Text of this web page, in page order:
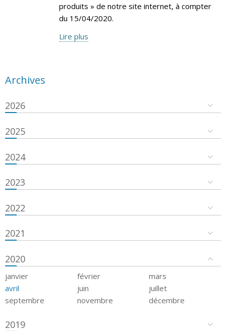
produits » de notre site internet, à compter
du 15/04/2020.
Lire plus
Archives
2026
2025
2024
2023
2022
2021
2020
janvier février
mars
avril
juin
juillet
septembre
novembre décembre
2019